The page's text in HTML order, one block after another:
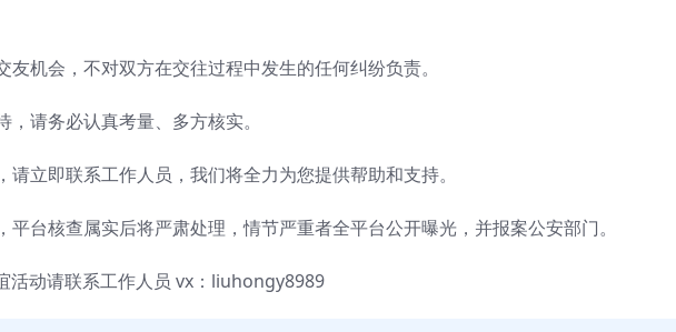
友机会，不对双方在交往过程中发生的任何纠纷负责。
请务必认真考量、多方核实。
请立即联系工作人员，我们将全力为您提供帮助和支持。
平台核查属实后将严肃处理，情节严重者全平台公开曝光，并报案公安部门。
活动请联系工作人员 vx：liuhongy8989